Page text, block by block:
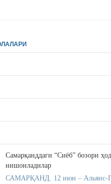
Самарқанддаги “Сиёб” бозори
нишонладилар
САМАРҚАНД. 12 июн – Альянс-